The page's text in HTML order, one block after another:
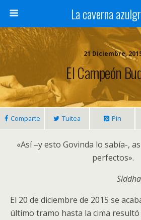
La caverna
21 Diciembre,
El Campeón
Comparte Tuitea Pin
«Así –y esto Govinda lo sabía-,
perfectos».
El 20 de diciembre de 2015 se
último tramo hasta la cima